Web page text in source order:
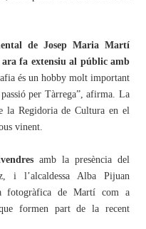
de Josep Maria Martí
ara fa extensiu al públic amb
és un hobby molt important
per Tàrrega”, afirma. La
la Regidoria de Cultura en el
vinent.
amb la presència del
i l’alcaldessa Alba Pijuan
fotogràfica de Martí com a
formen part de la recent